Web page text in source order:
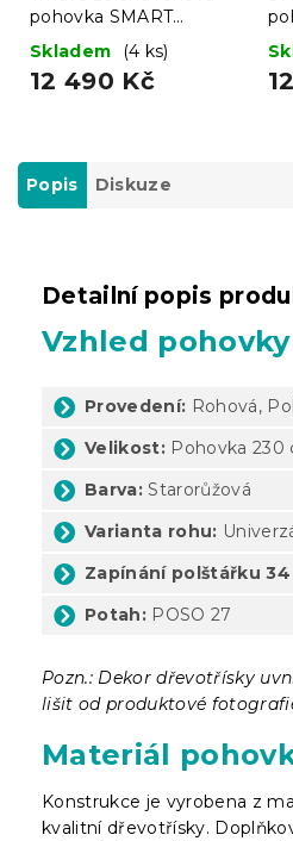
pohovka SMART
COSARO, oboustranná +
2 polštářky ZDARMA
Skladem (4 ks)
12 490 Kč
2
Popis Diskuze
Detailní popis
Vzhled pohovky
Provedení: Rohová,
Velikost: Pohovka 230
Barva: Starorůžová
Varianta rohu:
Zapínání polštářku
Potah: POSO 27
Pozn.: Dekor dřevotřísky
lišit od produktové
Materiál
Konstrukce je vyrobena z
kvalitní dřevotřísky.